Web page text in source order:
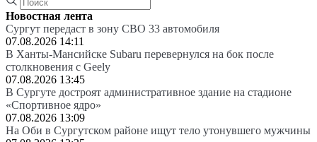
Новостная лента
Сургут передаст в зону СВО 33 автомобиля
07.08.2026 14:11
В Ханты-Мансийске Subaru перевернулся на бок после
столкновения с Geely
07.08.2026 13:45
В Сургуте достроят административное здание на стадионе
«Спортивное ядро»
07.08.2026 13:09
На Оби в Сургутском районе ищут тело утонувшего мужчины